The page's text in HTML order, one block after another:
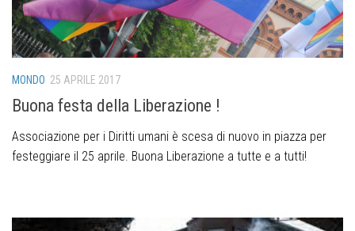
MONDO 25 APRILE 2017
Buona festa della Liberazione !
Associazione per i Diritti umani è scesa di nuovo in piazza per
festeggiare il 25 aprile. Buona Liberazione a tutte e a tutti!